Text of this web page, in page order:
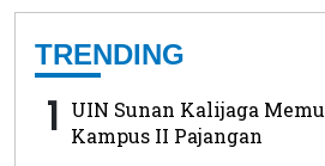
TRENDING
1 UIN Sunan Kalijaga
Kampus II Pajangan